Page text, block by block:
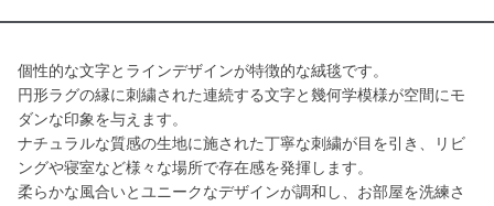
個性的な文字とラインデザインが特徴的な絨毯です。
円形ラグの縁に刺繍された連続する文字と幾何学模様が空間にモ
ダンな印象を与えます。
ナチュラルな質感の生地に施された丁寧な刺繍が目を引き、リビ
ングや寝室など様々な場所で存在感を発揮します。
柔らかな風合いとユニークなデザインが調和し、お部屋を洗練さ